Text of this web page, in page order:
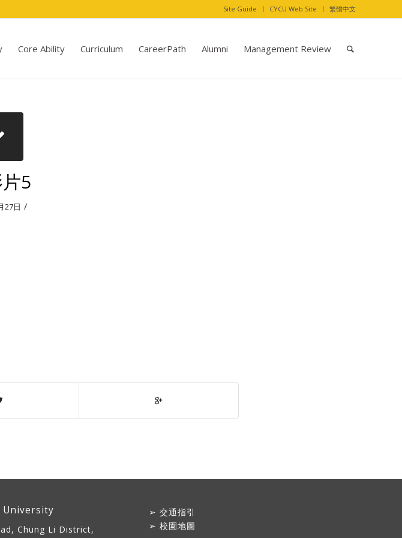
Site Guide CYCU Web Site 繁體中文
Core Ability Curriculum CareerPath Alumni Management Review
5
27日 /
University
Chung Li District,
➢交通指引
➢校園地圖